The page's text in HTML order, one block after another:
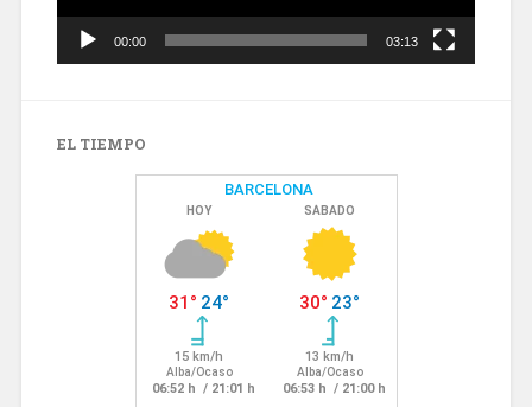
00:00 03:13
EL TIEMPO